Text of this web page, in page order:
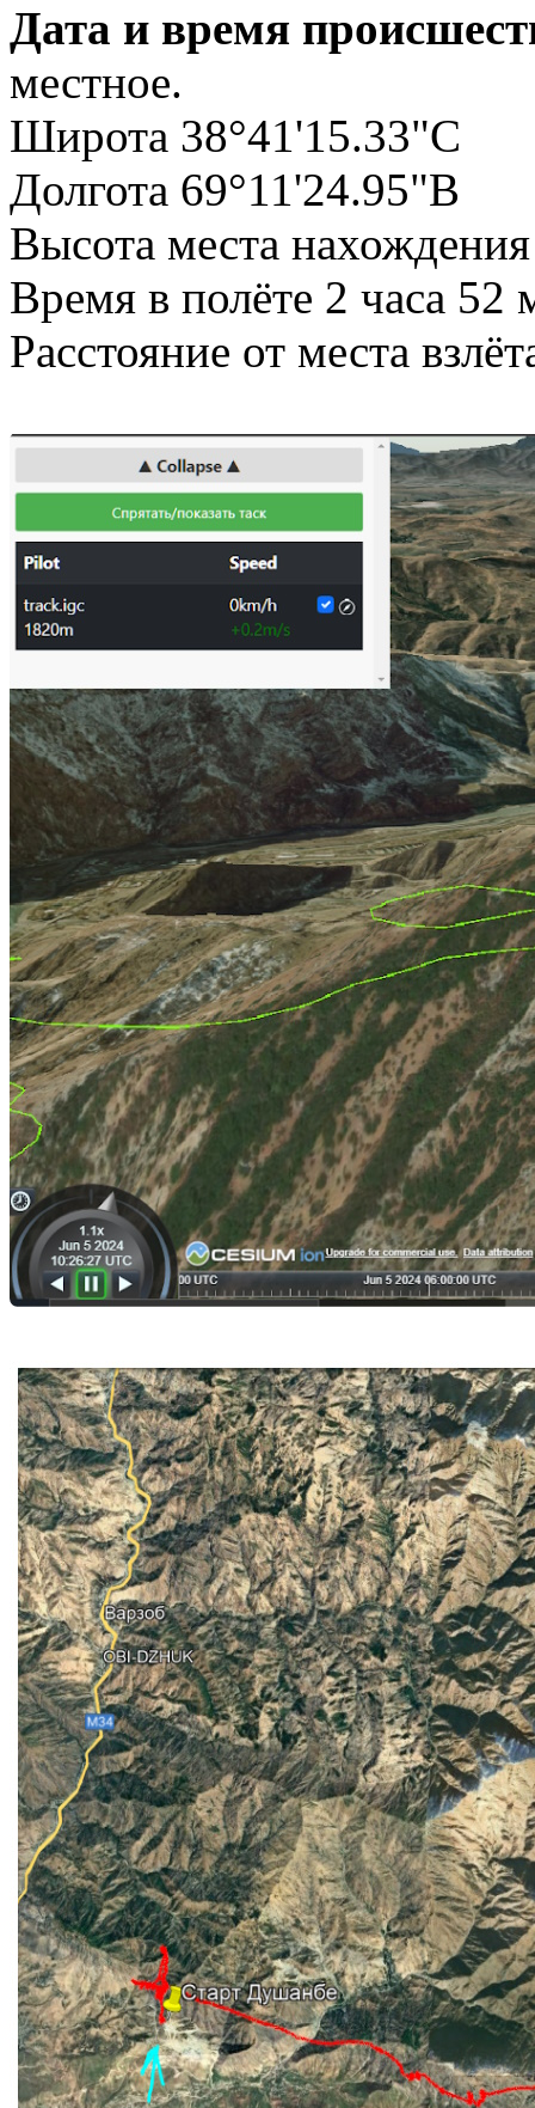
Дата и время
местное.
Широта 38°41'15.33"С
Долгота 69°11'24.95"В
Высота места
Время в полёте 2 часа 52
Расстояние от места